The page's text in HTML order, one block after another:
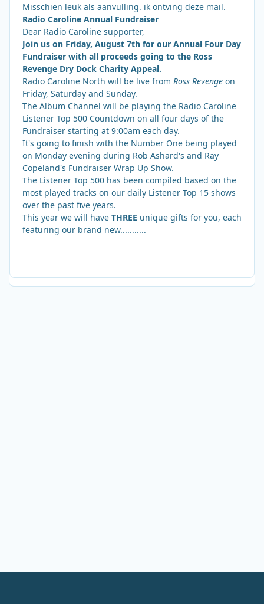
Misschien leuk als aanvulling. ik ontving deze mail.
Radio Caroline Annual Fundraiser
Dear Radio Caroline supporter,
Join us on Friday, August 7th for our Annual Four Day
Fundraiser with all proceeds going to the Ross
Revenge Dry Dock Charity Appeal.
Radio Caroline North will be live from Ross Revenge on
Friday, Saturday and Sunday.
The Album Channel will be playing the Radio Caroline
Listener Top 500 Countdown on all four days of the
Fundraiser starting at 9:00am each day.
It's going to finish with the Number One being played
on Monday evening during Rob Ashard's and Ray
Copeland's Fundraiser Wrap Up Show.
The Listener Top 500 has been compiled based on the
most played tracks on our daily Listener Top 15 shows
over the past five years.
This year we will have THREE unique gifts for you, each
featuring our brand new...........